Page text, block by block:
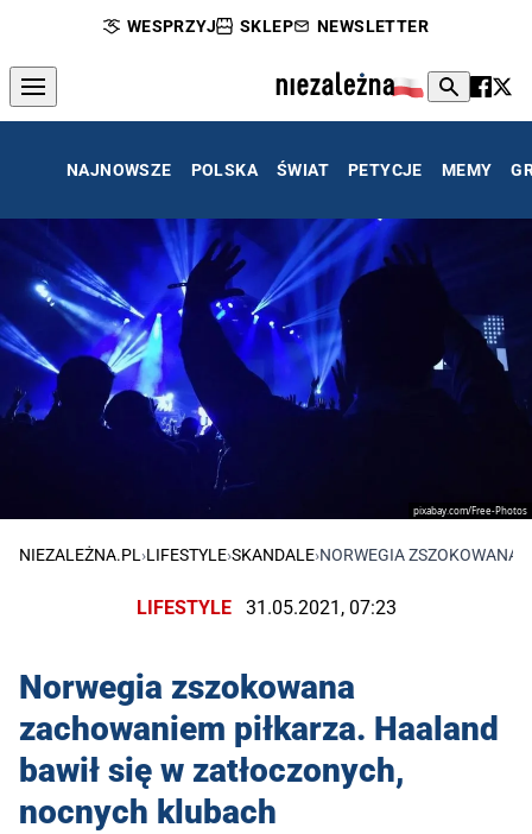
WESPRZYJ SKLEP NEWSLETTER
NAJNOWSZE POLSKA ŚWIAT PETYCJE MEMY
pixabay.com/Free-Photos
NIEZALEŻNA.PL ›LIFESTYLE›SKANDALE›NORWEGIA ZSZOKOWANA
LIFESTYLE 31.05.2021, 07:23
Norwegia zszokowana
zachowaniem piłkarza. Haaland
bawił się w zatłoczonych,
nocnych klubach